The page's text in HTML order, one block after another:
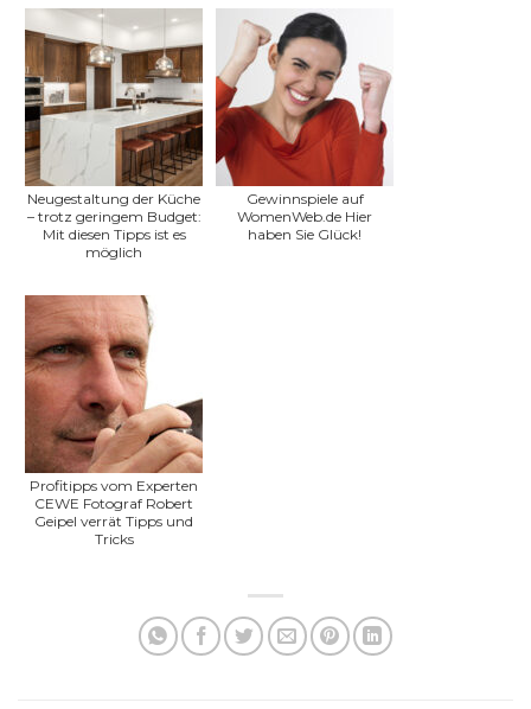
Neugestaltung der Küche
– trotz geringem Budget:
Mit diesen Tipps ist es
möglich
Gewinnspiele auf
WomenWeb.de Hier
haben Sie Glück!
Profitipps vom Experten
CEWE Fotograf Robert
Geipel verrät Tipps und
Tricks